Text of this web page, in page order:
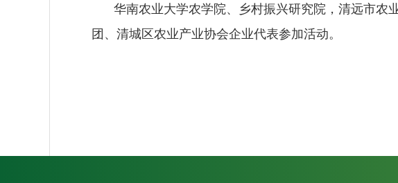
华南农业大学农学院、乡村振兴研究院，清远市农
团、清城区农业产业协会企业代表参加活动。